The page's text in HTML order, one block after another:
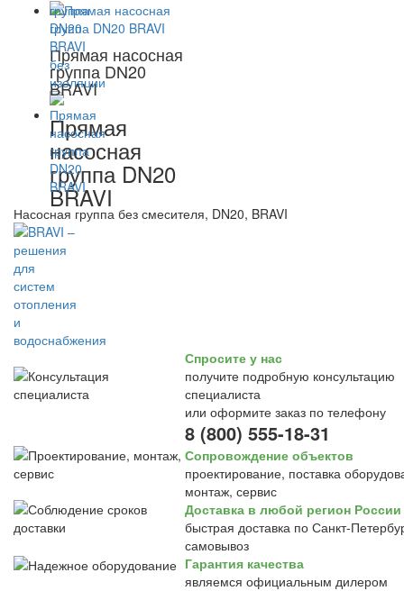
Прямая насосная
группа DN20
BRAVI
Прямая
насосная
группа DN20
BRAVI
Насосная группа без смесителя, DN20, BRAVI
Спросите у нас
получите подробную консультацию
специалиста
или оформите заказ по телефону
8 (800) 555-18-31
Сопровождение объектов
проектирование, поставка
монтаж, сервис
Доставка в любой регион России
быстрая доставка по Санкт-
самовывоз
Гарантия качества
являемся официальным дилером